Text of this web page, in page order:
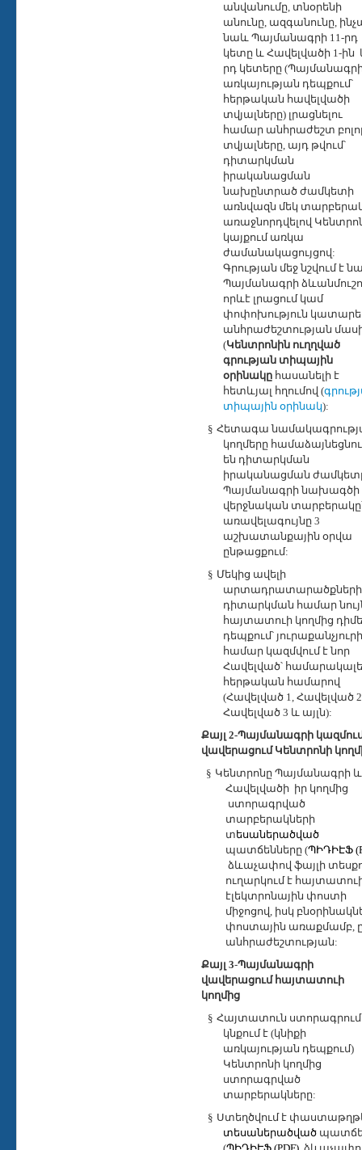
անվանումը, տնօրենի
անունը, ազգանունը,
նաև Պայմանագրի 11-րդ
կետը և Հավելվածի 1-ին
րդ կետերը
առկայության դեպքում՝
հերթական հավելվածի
տվյալները) լրացնելու
համար անհրաժեշտ
տվյալները, այդ թվում՝
դիտարկման
իրականացման
նախընտրած ժամկետի
առնվազն մեկ
առաջնորդվելով
կայքում առկա
ժամանակացույցով:
Գրության մեջ նշվում է
Պայմանագրի
որևէ լրացում կամ
փոփոխություն
անհրաժեշտության
(Կենտրոնին ուղղված
գրության տիպային
օրինակըհասանելի է
հետևյալ հղումով (
տիպային օրինակ):
§ Հետագա
կողմերը
են դիտարկման
իրականացման
Պայմանագրի նախագծի
վերջնական
առավելագույնը 3
աշխատանքային օրվա
ընթացքում:
§ Մեկից ավելի
արտադրատարածքների
դիտարկման համար
հայտատուի կողմից
դեպքում՝ յուրաքանչյուրի
համար կազմվում է նոր
Հավելված՝
հերթական համարով
(Հավելված 1, Հավելված
Հավելված 3 և այլն):
Քայլ 2-Պայմանագրի
վավերացում Կենտրոնի
§ Կենտրոնը Պայմանագրի և
Հավելվածի իր կողմից
ստորագրված
տարբերակների
տեսաներածված
պատճենները (ՊԻԴԻԷՖ
ձևաչափով ֆայլի
ուղարկում է
էլեկտրոնային փոստի
միջոցով, իսկ
փոստային առաքմամբ,
անհրաժեշտության:
Քայլ 3-Պայմանագրի
վավերացում հայտատուի
կողմից
§ Հայտատուն
կնքում է (կնիքի
առկայության դեպքում)
Կենտրոնի կողմից
ստորագրված
տարբերակները:
§ Ստեղծվում է
տեսաներածված